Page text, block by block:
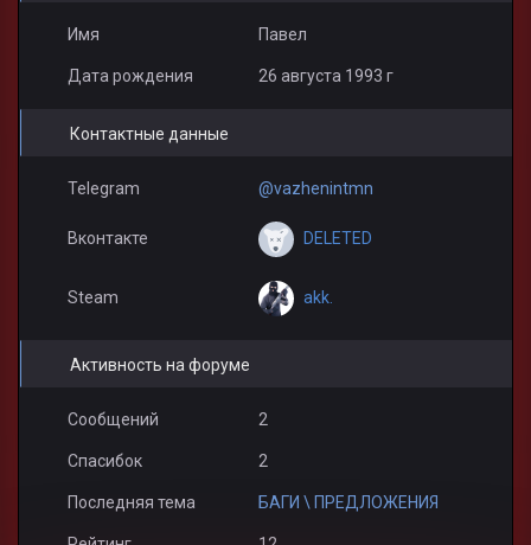
Имя Павел
Дата рождения 26 августа 1993 г
Контактные данные
Telegram @vazhenintmn
Вконтакте DELETED
Steam akk.
Активность на форуме
Сообщений 2
Спасибок 2
Последняя тема БАГИ \ ПРЕДЛОЖЕНИЯ